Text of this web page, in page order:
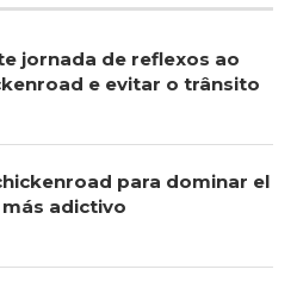
jornada de reflexos ao
e evitar o trânsito
para dominar el
adictivo